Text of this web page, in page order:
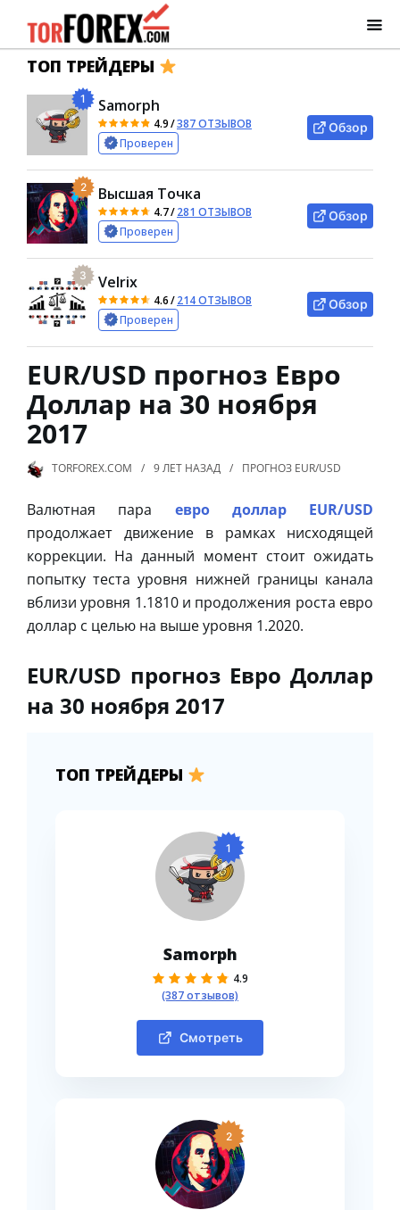
ТОП ТРЕЙДЕРЫ
1 Samorph
4.9/387 ОТЗЫВОВ
Проверен
Обзор
2 Высшая Точка
4.7/281 ОТЗЫВОВ
Проверен
Обзор
3 Velrix
4.6/214 ОТЗЫВОВ
Проверен
Обзор
EUR/USD прогноз Евро
Доллар на 30 ноября
2017
TORFOREX.COM 9 ЛЕТ НАЗАД ПРОГНОЗ EUR/USD
Валютная пара евро доллар EUR/USD
продолжает движение в рамках нисходящей
коррекции. На данный момент стоит ожидать
попытку теста уровня нижней границы канала
вблизи уровня 1.1810 и продолжения роста евро
доллар с целью на выше уровня 1.2020.
EUR/USD прогноз Евро Доллар
на 30 ноября 2017
ТОП ТРЕЙДЕРЫ
1
Samorph
4.9
(387 отзывов)
Смотреть
2